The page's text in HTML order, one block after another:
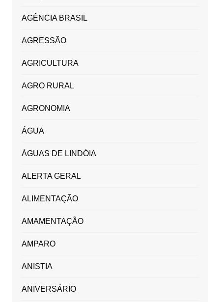
AGÊNCIA BRASIL
AGRESSÃO
AGRICULTURA
AGRO RURAL
AGRONOMIA
ÁGUA
ÁGUAS DE LINDÓIA
ALERTA GERAL
ALIMENTAÇÃO
AMAMENTAÇÃO
AMPARO
ANISTIA
ANIVERSÁRIO